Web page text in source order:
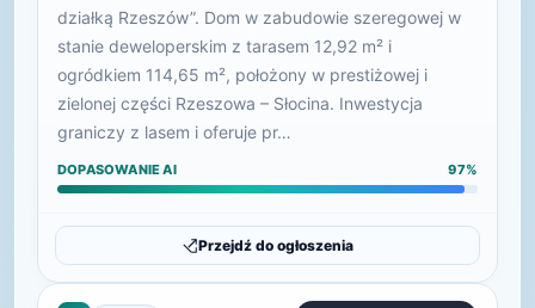
działką Rzeszów”. Dom w zabudowie szeregowej w
stanie deweloperskim z tarasem 12,92 m² i
ogródkiem 114,65 m², położony w prestiżowej i
zielonej części Rzeszowa – Słocina. Inwestycja
graniczy z lasem i oferuje pr…
DOPASOWANIE AI 97%
Przejdź do ogłoszenia